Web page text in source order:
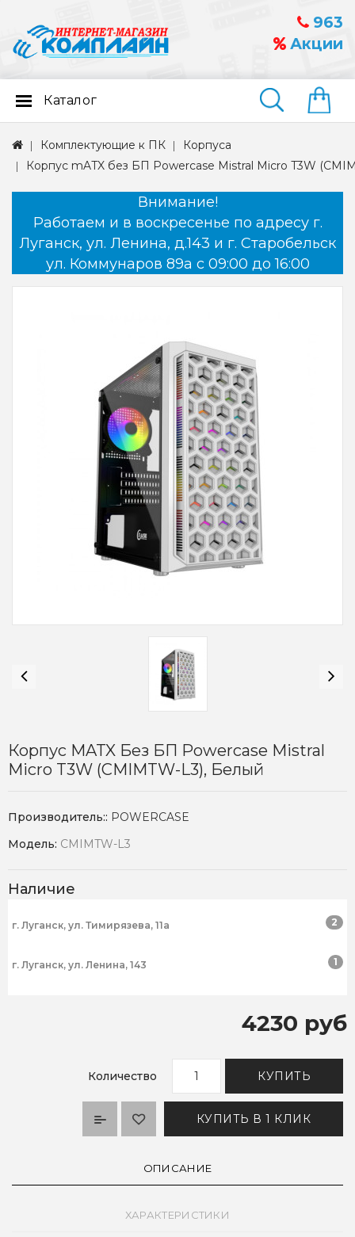
963
Акции
Найти
Каталог
Комплектующие к ПК
Корпуса
Корпус mATX без БП Powercase Mistral Micro T3W
Внимание!
Работаем и в воскресенье по адресу г.
Луганск, ул. Ленина, д.143 и г. Старобельск
ул. Коммунаров 89а с 09:00 до 16:00
Корпус MATX Без БП Powercase Mistral
Micro T3W (CMIMTW-L3), Белый
Производитель:: POWERCASE
Модель: CMIMTW-L3
Наличие
г. Луганск, ул. Тимирязева, 11а 2
г. Луганск, ул. Ленина, 143 1
4230 руб
Количество КУПИТЬ
КУПИТЬ В 1 КЛИК
ОПИСАНИЕ
ХАРАКТЕРИСТИКИ